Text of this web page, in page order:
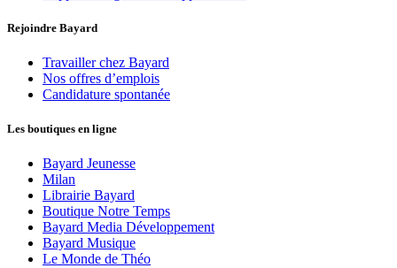
Rejoindre Bayard
Travailler chez Bayard
Nos offres d’emplois
Candidature spontanée
Les boutiques en ligne
Bayard Jeunesse
Milan
Librairie Bayard
Boutique Notre Temps
Bayard Media Développement
Bayard Musique
Le Monde de Théo